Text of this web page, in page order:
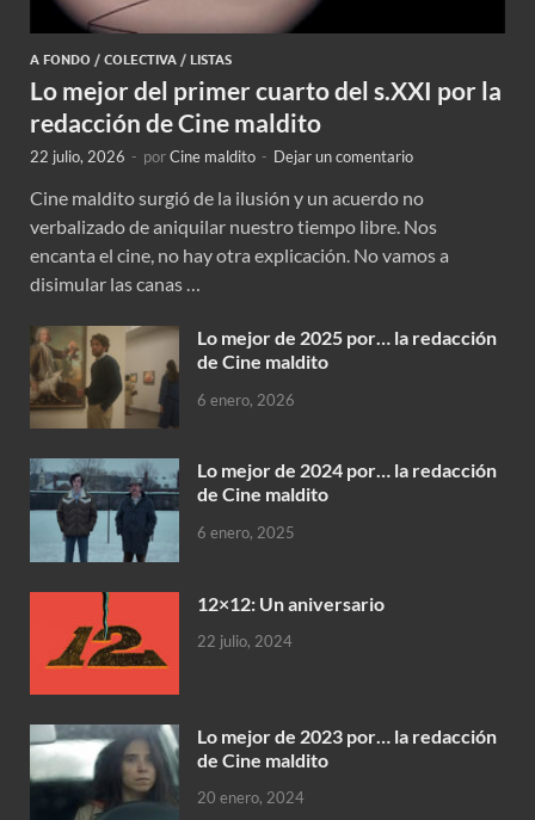
A FONDO / COLECTIVA / LISTAS
Lo mejor del primer cuarto del s.XXI por la
redacción de Cine maldito
22 julio, 2026 - porCine maldito - Dejar un comentario
Cine maldito surgió de la ilusión y un acuerdo no
verbalizado de aniquilar nuestro tiempo libre. Nos
encanta el cine, no hay otra explicación. No vamos a
disimular las canas …
Lo mejor de 2025 por… la redacción
de Cine maldito
6 enero, 2026
Lo mejor de 2024 por… la redacción
de Cine maldito
6 enero, 2025
12×12: Un aniversario
22 julio, 2024
Lo mejor de 2023 por… la redacción
de Cine maldito
20 enero, 2024